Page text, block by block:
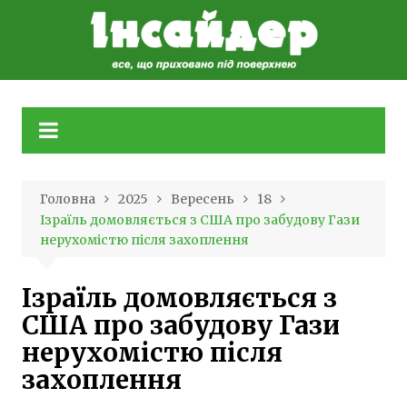
Головна 2025 Вересень
18
Ізраїль домовляється з США про забудову Гази
нерухомістю після захоплення
Ізраїль домовляється з
США про забудову Гази
нерухомістю після
захоплення